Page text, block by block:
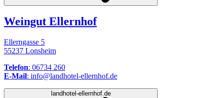
Weingut Ellernhof
Ellerngasse 5
55237 Lonsheim
Telefon: 06734 260
E-Mail: info@landhotel-ellernhof.de
landhotel-ellernhof.de